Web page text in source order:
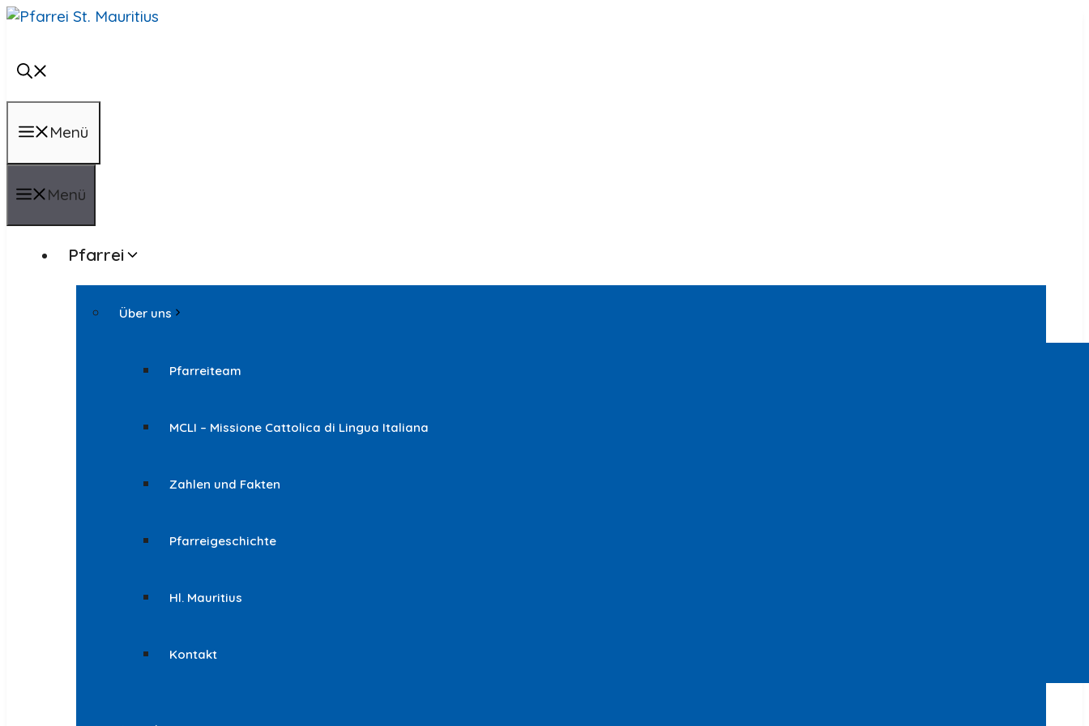
Zum
Menü
Menü
Pfarrei
Über uns
Pfarreiteam
MCLI – Missione Cattolica di Lingua Italiana
Zahlen und Fakten
Pfarreigeschichte
Hl. Mauritius
Kontakt